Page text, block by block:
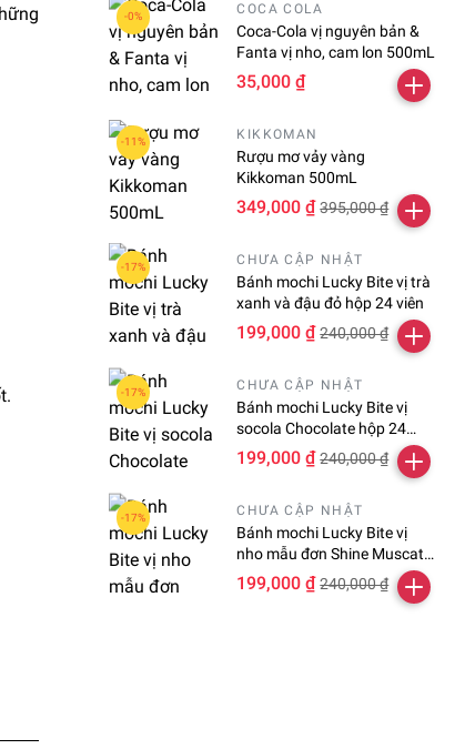
COCA COLA
Coca-Cola vị nguyên bản &
Fanta vị nho, cam lon 500mL
35,000 ₫
KIKKOMAN
Rượu mơ vảy vàng
Kikkoman 500mL
349,000 ₫ 395,000 ₫
CHƯA CẬP NHẬT
Bánh mochi Lucky Bite vị trà
xanh và đậu đỏ hộp 24 viên
199,000 ₫ 240,000 ₫
CHƯA CẬP NHẬT
Bánh mochi Lucky Bite vị
socola Chocolate hộp 24
viên
199,000 ₫ 240,000 ₫
CHƯA CẬP NHẬT
Bánh mochi Lucky Bite vị
nho mẫu đơn Shine Muscat
hộp 24 viên
199,000 ₫ 240,000 ₫